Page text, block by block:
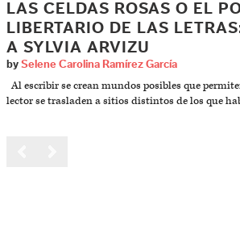
LAS CELDAS ROSAS O EL
LIBERTARIO DE LAS
A SYLVIA ARVIZU
by Selene Carolina Ramírez García
Al escribir se crean mundos posibles que
lector se trasladen a sitios distintos de los que